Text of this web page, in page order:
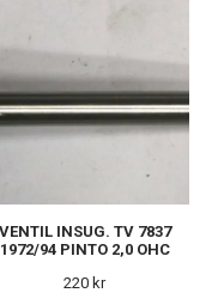
VENTIL INSUG. TV 7837
1972/94 PINTO 2,0 OHC
220 kr